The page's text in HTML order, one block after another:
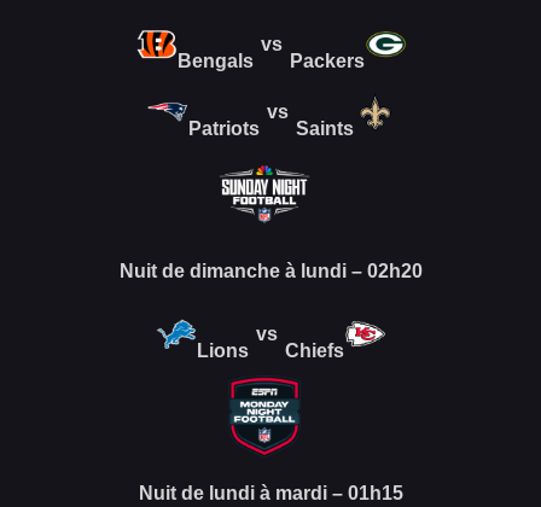
Bengals
vs
Packers
Patriots
vs
Saints
Nuit de dimanche à lundi – 02h20
Lions
vs
Chiefs
Nuit de lundi à mardi – 01h15